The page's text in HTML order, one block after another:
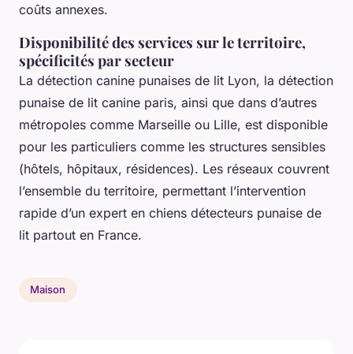
coûts annexes.
Disponibilité des services sur le territoire,
spécificités par secteur
La détection canine punaises de lit Lyon, la détection
punaise de lit canine paris, ainsi que dans d’autres
métropoles comme Marseille ou Lille, est disponible
pour les particuliers comme les structures sensibles
(hôtels, hôpitaux, résidences). Les réseaux couvrent
l’ensemble du territoire, permettant l’intervention
rapide d’un expert en chiens détecteurs punaise de
lit partout en France.
Maison